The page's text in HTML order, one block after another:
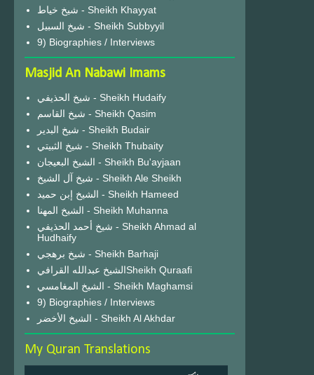
شيخ خياط - Sheikh Khayyat
شيخ السبيل - Sheikh Subbyyil
9) Biographies / Interviews
Masjid An Nabawi Imams
شيخ الحذيفي - Sheikh Hudaify
شيخ القاسم - Sheikh Qasim
شيخ البدير - Sheikh Budair
شيخ الثبيتي - Sheikh Thubaity
الشيخ البعيجان - Sheikh Bu'ayjaan
شيخ آل الشيخ - Sheikh Ale Sheikh
الشيخ إبن حميد - Sheikh Hameed
الشيخ المهنا - Sheikh Muhanna
شيخ أحمد الحذيفي - Sheikh Ahmad al
Hudhaify
شيخ برهجي - Sheikh Barhaji
الشيخ عبدالله القرافيSheikh Quraafi
الشيخ المغامسي - Sheikh Maghamsi
9) Biographies / Interviews
الشيخ الأخضر - Sheikh Al Akhdar
My Quran Translations